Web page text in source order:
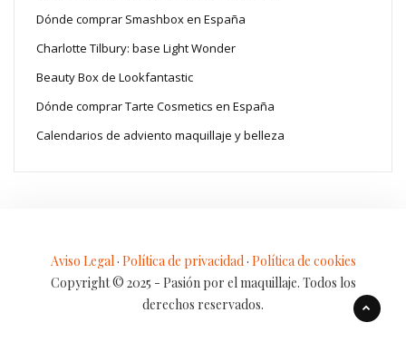
Dónde comprar Smashbox en España
Charlotte Tilbury: base Light Wonder
Beauty Box de Lookfantastic
Dónde comprar Tarte Cosmetics en España
Calendarios de adviento maquillaje y belleza
Aviso Legal· Política de privacidad· Política de cookies
Copyright © 2025 - Pasión por el maquillaje. Todos los
derechos reservados.